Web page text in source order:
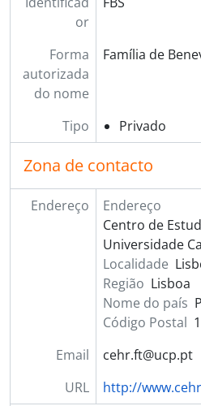
or
Forma
autorizada
do nome
Família de
Tipo Privado
Zona de contacto
Endereço
Endereço
Centro de
Universidade
Localidade
Região Lisboa
Nome do país
Código Postal
Email
cehr.ft@ucp.pt
URL
http://